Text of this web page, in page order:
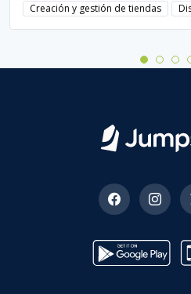
Creación y gestión de tiendas